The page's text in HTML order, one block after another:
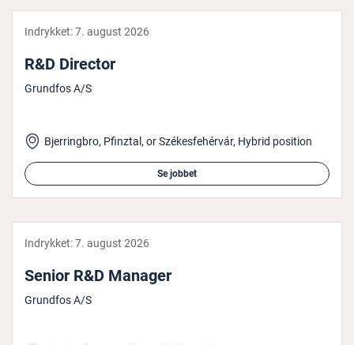
Indrykket:7. august 2026
R&D Director
Grundfos A/S
Bjerringbro, Pfinztal, or Székesfehérvár, Hybrid position
Se jobbet
Indrykket:7. august 2026
Senior R&D Manager
Grundfos A/S